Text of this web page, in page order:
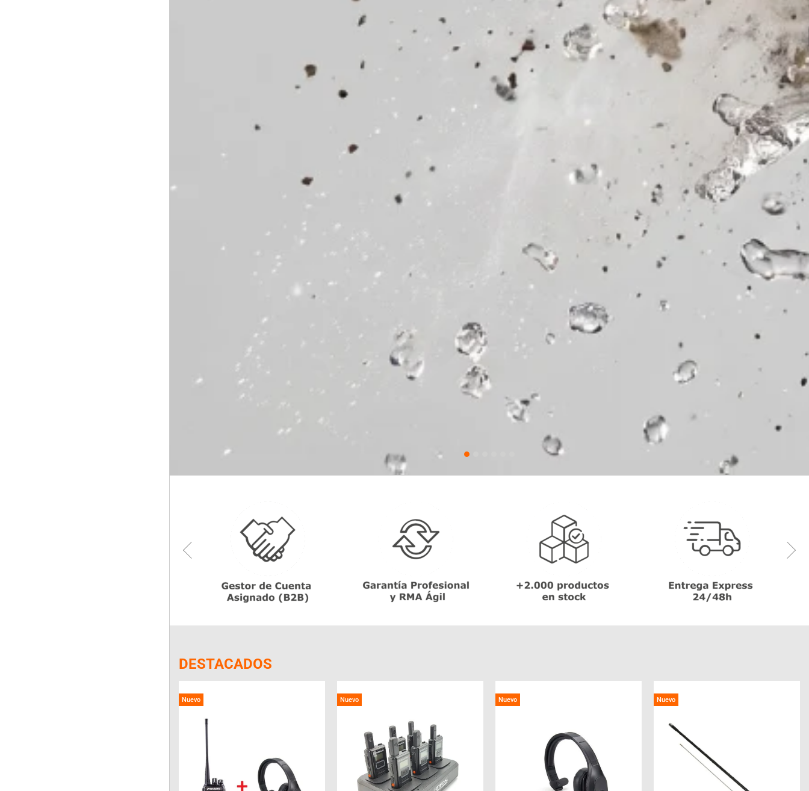
DESTACADOS
Nuevo Nuevo Nuevo Nuevo